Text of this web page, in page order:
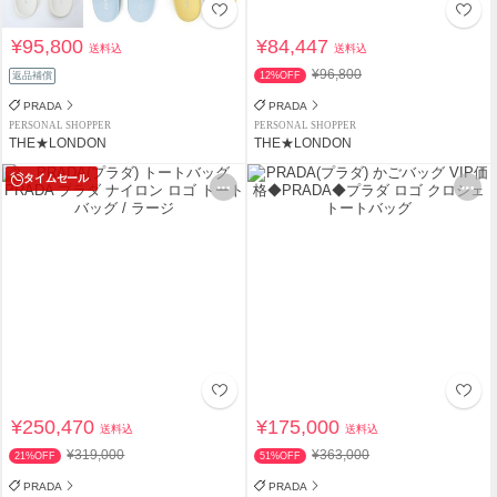
¥95,800送料込
返品補償
PRADA
PERSONAL SHOPPER
THE★LONDON
¥84,447送料込
12%OFF ¥96,800
PRADA
PERSONAL SHOPPER
THE★LONDON
タイムセール
¥250,470送料込
21%OFF ¥319,000
PRADA
¥175,000送料込
51%OFF ¥363,000
PRADA